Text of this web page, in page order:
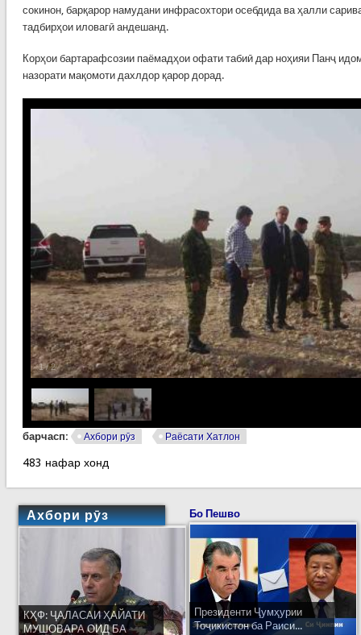
сокинон, барқарор намудани инфрасохтори осебдида ва ҳалли
тадбирҳои иловагӣ андешанд.
Корҳои бартарафсозии паёмадҳои офати табиӣ дар ноҳияи Панҷ
назорати мақомоти дахлдор қарор дорад.
1/2
барчасп: Ахбори рӯз Раёсати Хатлон
483 нафар хонд
Ахбори рӯз
КҲФ: ҶАЛАСАИ ҲАЙАТИ
МУШОВАРА ОИД БА
Бо Пешво
Президенти Ҷумҳурии
Тоҷикистон ба Раиси...